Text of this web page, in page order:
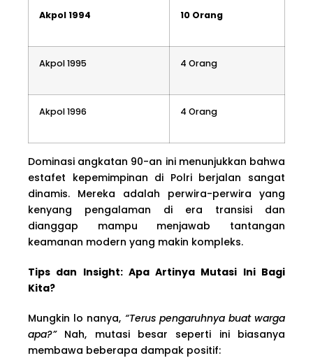
Akpol 1994 10 Orang
Akpol 1995 4 Orang
Akpol 1996 4 Orang
Dominasi angkatan 90-an ini menunjukkan bahwa
estafet kepemimpinan di Polri berjalan sangat
dinamis. Mereka adalah perwira-perwira yang
kenyang pengalaman di era transisi dan
dianggap mampu menjawab tantangan
keamanan modern yang makin kompleks.
Tips dan Insight: Apa Artinya Mutasi Ini Bagi
Kita?
Mungkin lo nanya, “Terus pengaruhnya buat warga
apa?”Nah, mutasi besar seperti ini biasanya
membawa beberapa dampak positif: